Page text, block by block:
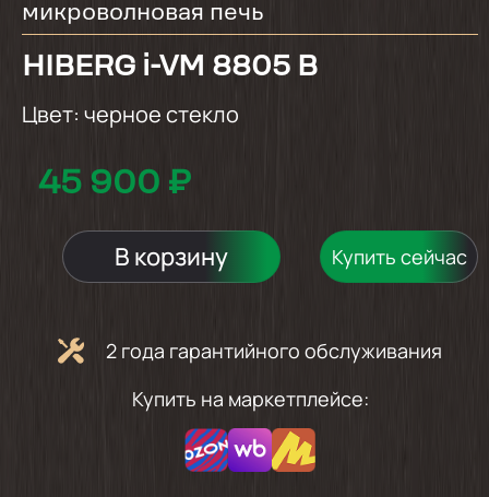
микроволновая печь
HIBERG i-VM 8805 B
Цвет: черное стекло
45 900 ₽
В корзину Купить сейчас
2 года гарантийного обслуживания
Купить на маркетплейсе: